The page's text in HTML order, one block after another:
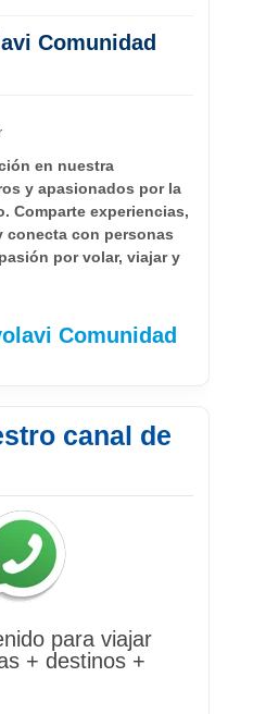
Comunidad
en nuestra
y apasionados por la
Comparte experiencias,
conecta con personas
por volar, viajar y
Comunidad
canal de
para viajar
+ destinos +